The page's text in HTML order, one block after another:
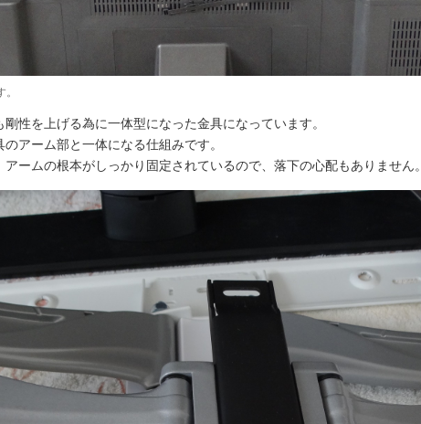
性を上げる為に一体型になった金具になっています。
アーム部と一体になる仕組みです。
ームの根本がしっかり固定されているので、落下の心配もありません。